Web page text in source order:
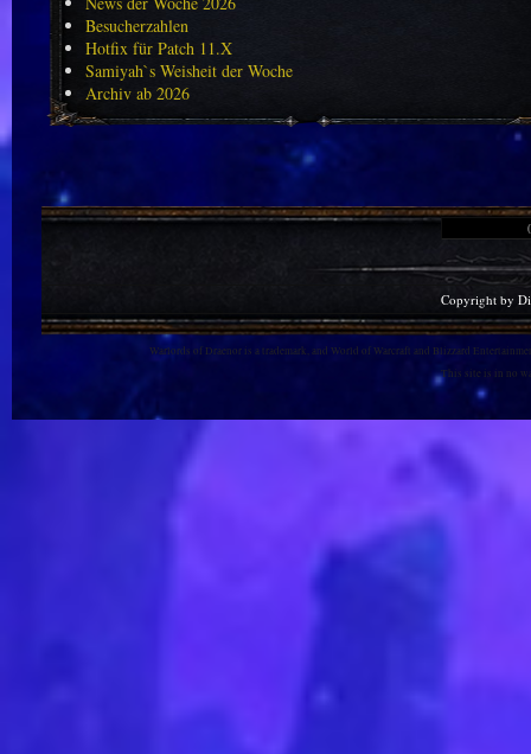
Besucherzahlen
Hotfix für Patch 11.X
Samiyah`s Weisheit der Woche
Archiv ab 2026
Copyright by
Warlords of Draenor is a trademark, and World of Warcraft and Blizzard
This site is in no